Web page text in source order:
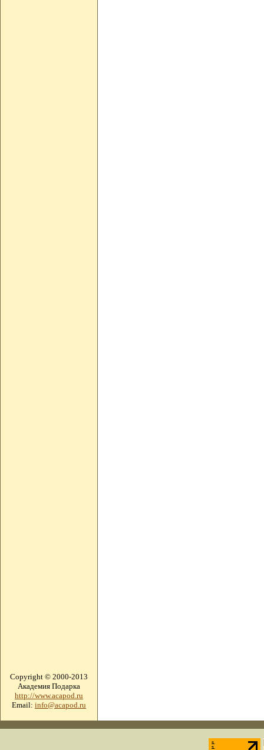
Copyright © 2000-2013
Академия Подарка
http://www.acapod.ru
Email: info@acapod.ru